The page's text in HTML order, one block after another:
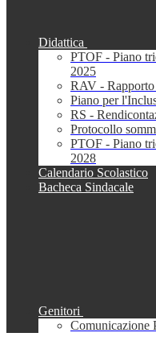
Didattica
PTOF - Piano
2025
RAV -
Piano per
RS -
Protocollo
PTOF - Piano
2028
Calendario Scolastico
Bacheca Sindacale
Genitori
Comunicazione